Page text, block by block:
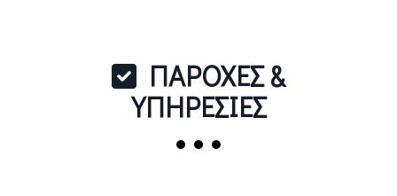
ΠΑΡΟΧΕΣ &
ΥΠΗΡΕΣΙΕΣ